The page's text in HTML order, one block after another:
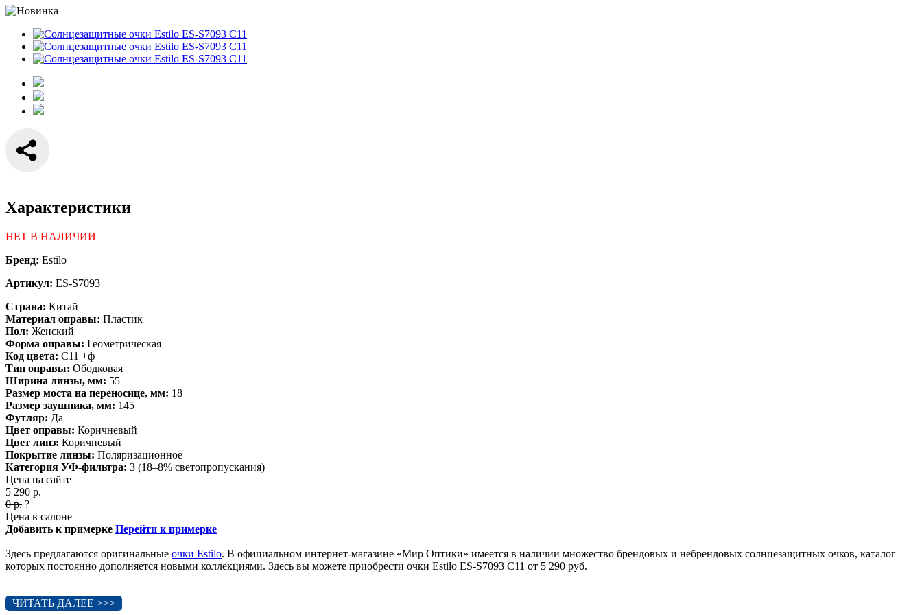
Характеристики
НЕТ В НАЛИЧИИ
Бренд: Estilo
Артикул: ES-S7093
Страна: Китай
Материал оправы: Пластик
Пол: Женский
Форма оправы: Геометрическая
Код цвета: C11 +ф
Тип оправы: Ободковая
Ширина линзы, мм: 55
Размер моста на переносице, мм: 18
Размер заушника, мм: 145
Футляр: Да
Цвет оправы: Коричневый
Цвет линз: Коричневый
Покрытие линзы: Поляризационное
Категория УФ-фильтра: 3 (18–8% светопропускания)
Цена на сайте
5 290 р.
0р. ?
Цена в салоне
Добавить к примерке Перейти к примерке
Здесь предлагаются оригинальные очки Estilo. В официальном интернет-магазине «Мир Оптики» имеется в наличии множество брендовых и небрендовых солнцезащитных очков, каталог
которых постоянно дополняется новыми коллекциями. Здесь вы можете приобрести очки Estilo ES-S7093 C11 от 5 290 руб.
ЧИТАТЬ ДАЛЕЕ >>>